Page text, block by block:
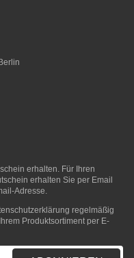
erhalten. Für Ihren
erhalten Sie per Email
Adresse.
regelmäßig
Produktsortiment per E-